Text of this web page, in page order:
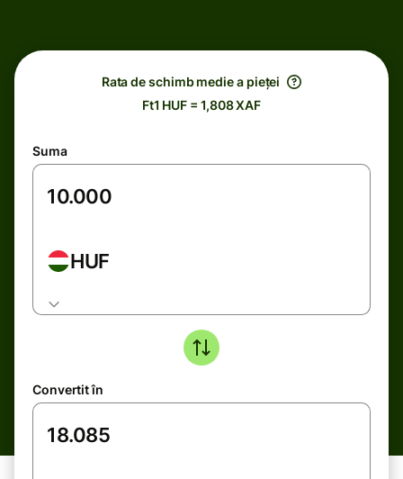
Rata de schimb medie a pieței
Ft1 HUF = 1,808 XAF
Suma
HUF
Convertit în